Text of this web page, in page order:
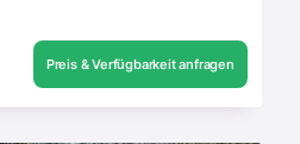
Preis & Verfügbarkeit anfragen